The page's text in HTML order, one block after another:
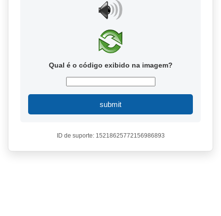
Qual é o código exibido na imagem?
submit
ID de suporte: 15218625772156986893